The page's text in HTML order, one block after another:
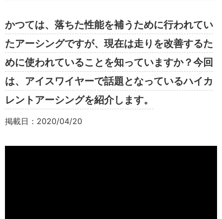
かつては、落ちた性能を補うために行われてい
たアーシングですが、現在は走りを改善するた
めに使われていることを知っていますか？今回
は、アイスワイヤーで話題となっているハイカ
レントアーシングを紹介します。
掲載日：2020/04/20